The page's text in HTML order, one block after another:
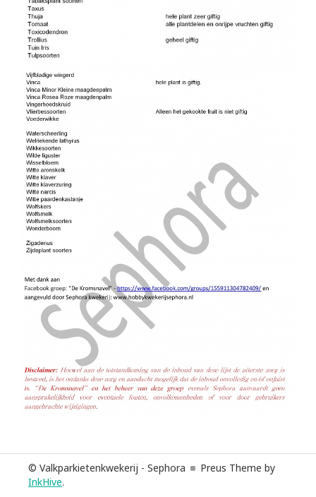
© Valkparkietenkwekerij - Sephora
Preus Theme by
InkHive.